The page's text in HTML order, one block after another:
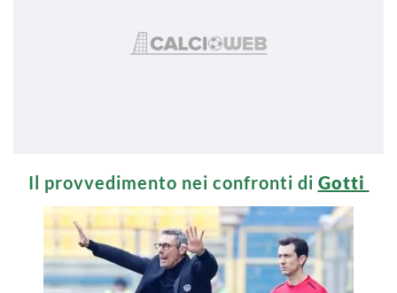
Il provvedimento nei confronti di Gotti